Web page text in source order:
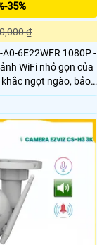
35%
₫
6E22WFR 1080P -
WiFi nhỏ gọn của
ngọt ngào, bảo
bạn về những gì